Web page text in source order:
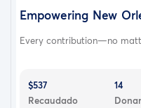
Empowering New
Every contribution—no
$537
Recaudado
14